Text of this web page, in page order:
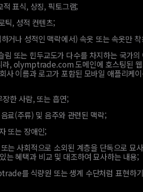
적 표식, 상징, 픽토그램;
틱, 성적 컨텐츠;
거나 성적인 맥락에서) 속옷 또는 속옷만
림 또는 힌두교도가 다수를 차지하는 국가
라, olymptrade.com 도메인에 호스팅된 웹
사 이름과 로고가 포함된 모바일 애플리케
장한 사람, 또는 흡연;
료(주류) 및 음주와 관련된 맥락;
또는 장애인;
는 사회적으로 소외된 계층을 단독으로
는 혜택과 비교 및 대조하여 묘사하는 내용;
를 식량원 또는 생계 수단처럼 표현하